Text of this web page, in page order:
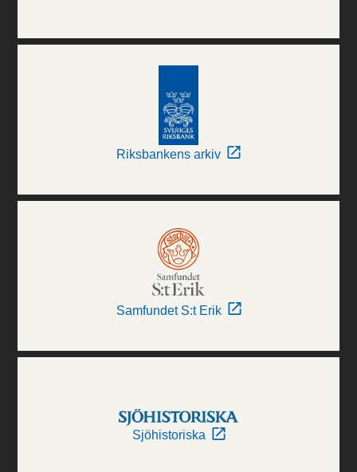
Riksbankens arkiv
Samfundet S:t Erik
Sjöhistoriska